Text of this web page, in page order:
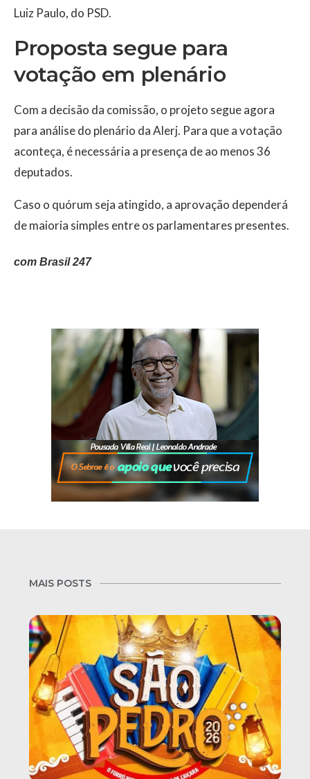
Luiz Paulo, do PSD.
Proposta segue para
votação em plenário
Com a decisão da comissão, o projeto segue agora
para análise do plenário da Alerj. Para que a votação
aconteça, é necessária a presença de ao menos 36
deputados.
Caso o quórum seja atingido, a aprovação dependerá
de maioria simples entre os parlamentares presentes.
com Brasil 247
MAIS POSTS